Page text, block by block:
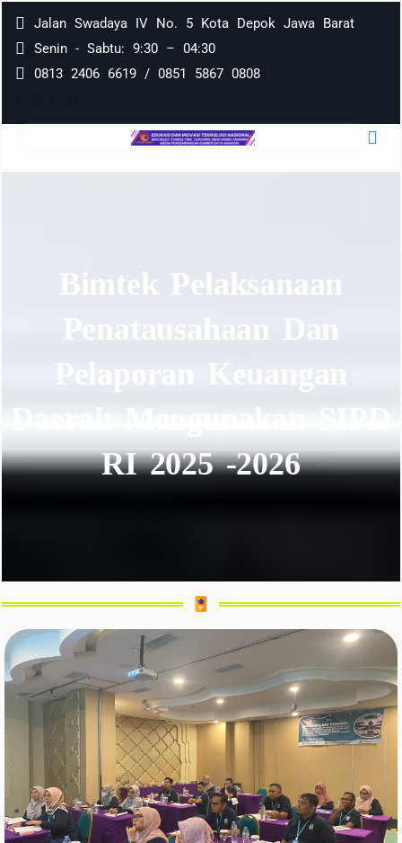
Jalan Swadaya IV No. 5 Kota Depok Jawa Barat
Senin - Sabtu: 9:30 – 04:30
0813 2406 6619 / 0851 5867 0808
Bimtek Pelaksanaan
Penatausahaan Dan
Pelaporan Keuangan
RI 2025 -2026